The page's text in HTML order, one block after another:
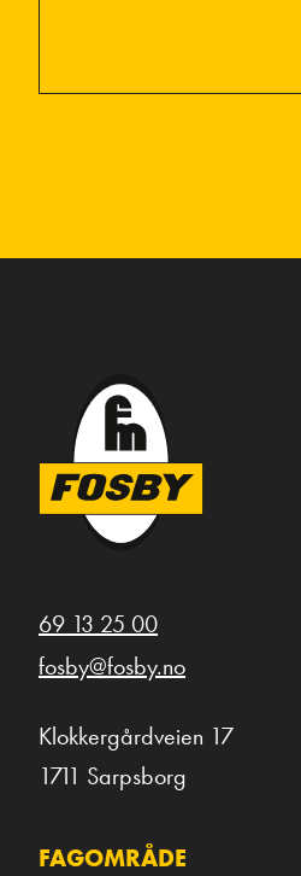
69 13 25 00
fosby@fosby.no
Klokkergårdveien 17
1711 Sarpsborg
FAGOMRÅDE